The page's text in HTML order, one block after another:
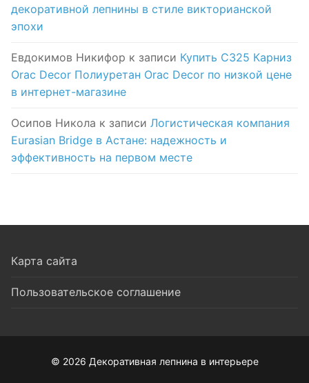
декоративной лепнины в стиле викторианской
эпохи
Евдокимов Никифор к записи Купить C325 Карниз
Orac Decor Полиуретан Orac Decor по низкой цене
в интернет-магазине
Осипов Никола к записи Логистическая компания
Eurasian Bridge в Астане: надежность и
эффективность на первом месте
Карта сайта
Пользовательское соглашение
© 2026 Декоративная лепнина в интерьере